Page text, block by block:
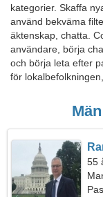
kategorier. Skaffa
använd bekväma
äktenskap, chatta.
användare, börja
och börja leta efter
för
55